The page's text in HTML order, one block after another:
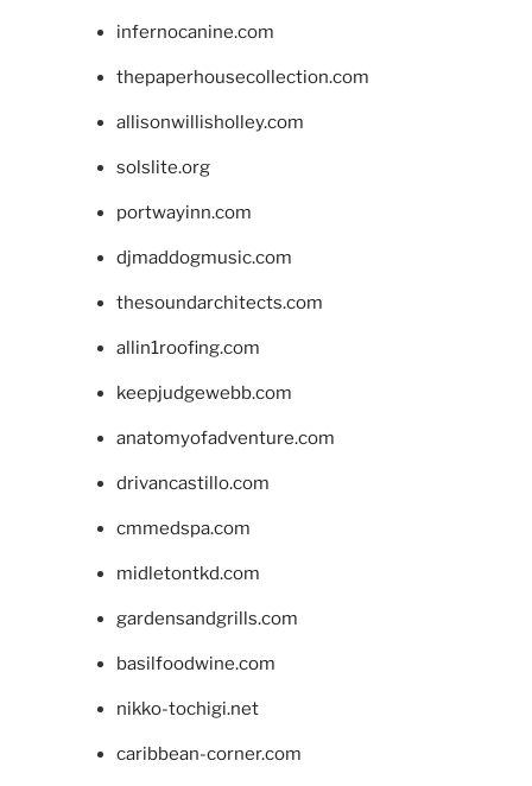
infernocanine.com
thepaperhousecollection.com
allisonwillisholley.com
solslite.org
portwayinn.com
djmaddogmusic.com
thesoundarchitects.com
allin1roofing.com
keepjudgewebb.com
anatomyofadventure.com
drivancastillo.com
cmmedspa.com
midletontkd.com
gardensandgrills.com
basilfoodwine.com
nikko-tochigi.net
caribbean-corner.com